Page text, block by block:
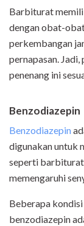
Barbiturat
dengan obat-
perkembangan
pernapasan.
penenang ini
Benzodiazepin
Benzodiazepin
digunakan untuk
seperti
memengaruhi
Beberapa
benzodiazepin